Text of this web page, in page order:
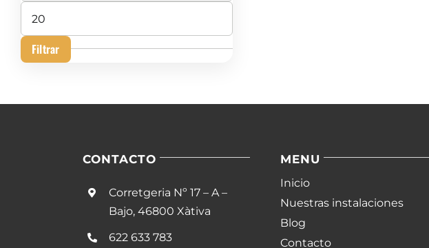
Precio
máximo
Filtrar
CONTACTO
Corretgeria Nº 17 – A –
Bajo, 46800 Xàtiva
622 633 783
MENU
Inicio
Nuestras instalaciones
Blog
Contacto